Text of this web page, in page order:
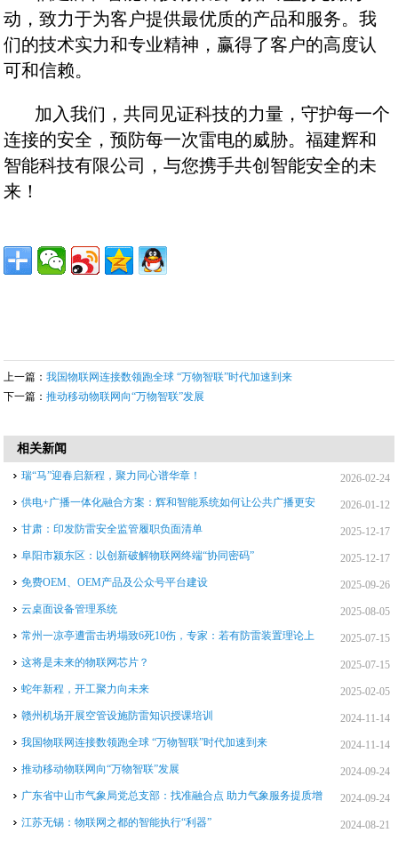
动，致力于为客户提供最优质的产品和服务。我
们的技术实力和专业精神，赢得了客户的高度认
可和信赖。
加入我们，共同见证科技的力量，守护每一个
连接的安全，预防每一次雷电的威胁。福建辉和
智能科技有限公司，与您携手共创智能安全的未
来！
上一篇：我国物联网连接数领跑全球 “万物智联”时代加速到来
下一篇：推动移动物联网向“万物智联”发展
相关新闻
2026-02-24
瑞“马”迎春启新程，聚力同心谱华章！
2026-01-12
供电+广播一体化融合方案：辉和智能系统如何让公共广播更安
全、更智能、更高效 2025-12-17
甘肃：印发防雷安全监管履职负面清单
2025-12-17
阜阳市颍东区：以创新破解物联网终端“协同密码”
2025-09-26
免费OEM、OEM产品及公众号平台建设
2025-08-05
云桌面设备管理系统
2025-07-15
常州一凉亭遭雷击坍塌致6死10伤，专家：若有防雷装置理论上
不会如此严重 2025-07-15
这将是未来的物联网芯片？
2025-02-05
蛇年新程，开工聚力向未来
2024-11-14
赣州机场开展空管设施防雷知识授课培训
2024-11-14
我国物联网连接数领跑全球 “万物智联”时代加速到来
2024-09-24
推动移动物联网向“万物智联”发展
2024-09-24
广东省中山市气象局党总支部：找准融合点 助力气象服务提质增
效 2024-08-21
江苏无锡：物联网之都的智能执行“利器”